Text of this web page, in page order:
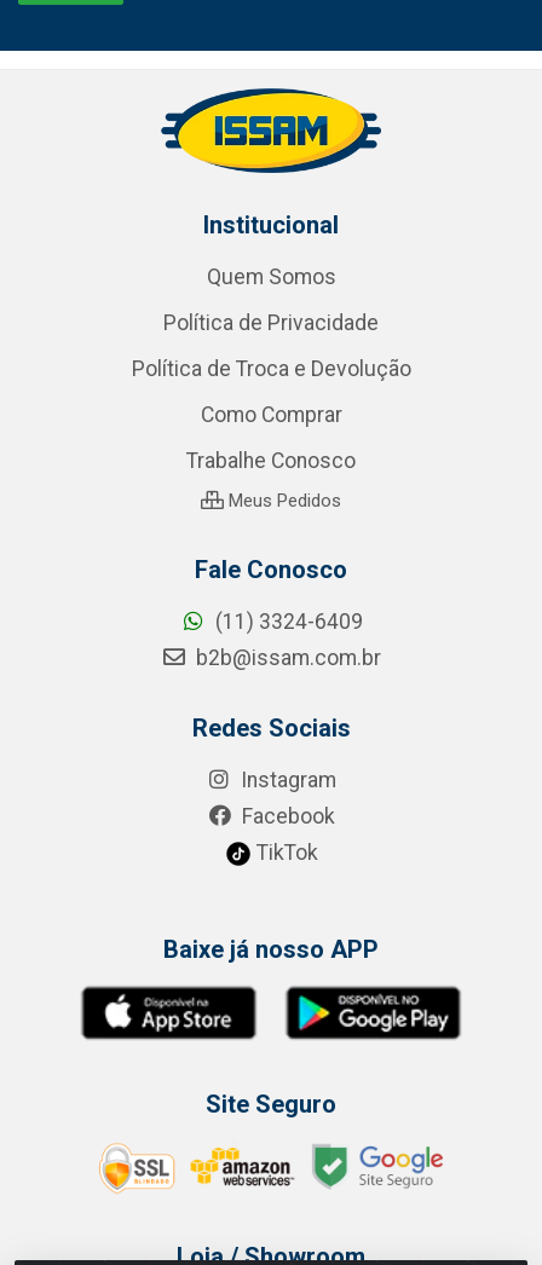
Institucional
Quem Somos
Política de Privacidade
Política de Troca e Devolução
Como Comprar
Trabalhe Conosco
Meus Pedidos
Fale Conosco
(11) 3324-6409
b2b@issam.com.br
Redes Sociais
Instagram
Facebook
TikTok
Baixe já nosso APP
Site Seguro
Loja / Showroom